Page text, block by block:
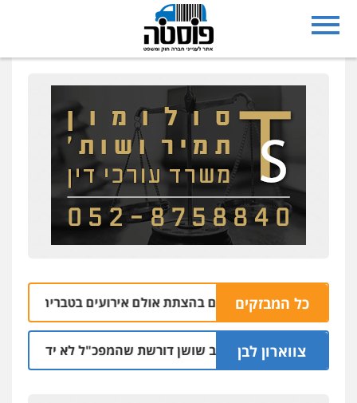
כל המבזקים
שלושה נאשמים בהצתת אולם אירועים בטבריה 10.08 | 09:25
צווארון לבןניצב שושן דורשת שהמפכ"ל לא ידון בעניינה